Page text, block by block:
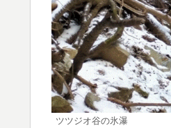
ツツジオ谷の氷瀑